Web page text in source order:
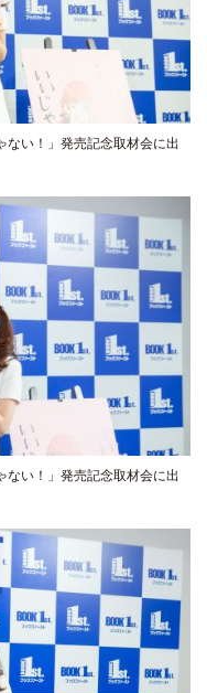
ない！」発売記念取材会に出
ない！」発売記念取材会に出